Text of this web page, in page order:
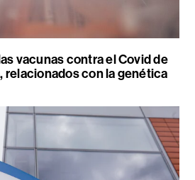
vacunas contra el Covid de
relacionados con la genética